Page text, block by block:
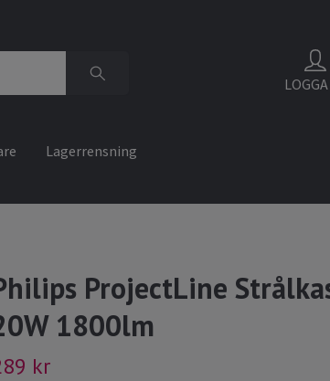
Lagerrensning
ProjectLine
1800lm
kr